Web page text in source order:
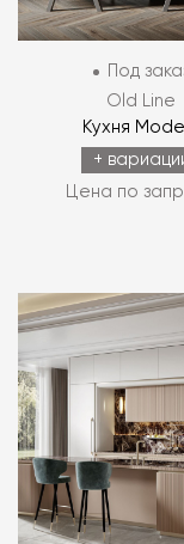
Под
Old Line
Кухня
+
Цена по